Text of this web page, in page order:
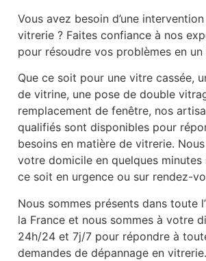
Vous avez besoin d’une
vitrerie ? Faites confiance à nos
pour résoudre vos problèmes en
Que ce soit pour une vitre cassée,
de vitrine, une pose de double
remplacement de fenêtre, nos
qualifiés sont disponibles pour
besoins en matière de vitrerie.
votre domicile en quelques minutes
ce soit en urgence ou sur rendez-
Nous sommes présents dans toute
la France et nous sommes à votre
24h/24 et 7j/7 pour répondre à
demandes de dépannage en